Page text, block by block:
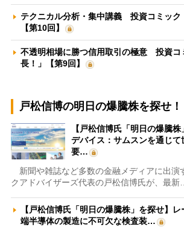
テクニカル分析・集中講義 投資コミック
【第10回】
不透明相場に勝つ信用取引の極意 投資コ
長！」【第9回】
戸松信博の明日の爆騰株を探せ！
【戸松信博氏「明日の爆騰
デバイス：サムスンを通じ
要…
新聞や雑誌など多数の金融メディアに出演
クアドバイザーズ代表の戸松信博氏が、最新
【戸松信博氏「明日の爆騰株」を探せ】
端半導体の製造に不可欠な検査装…